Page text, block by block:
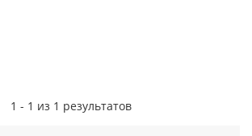
1 - 1 из 1 результатов